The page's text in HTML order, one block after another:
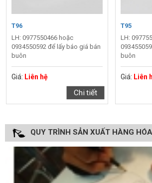
T96
LH: 0977550466 hoặc
0934550592 để lấy báo giá bán
buôn
Giá: Liên hệ
Chi tiết
T95
LH:
buôn
Giá: Liên
QUY TRÌNH SẢN XUẤT HÀNG HÓA